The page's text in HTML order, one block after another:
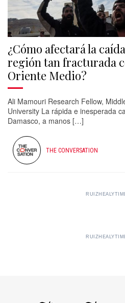
¿Cómo afectará la
región tan fracturada
Oriente Medio?
Ali Mamouri Research Fellow,
University La rápida e inesperada
Damasco, a manos […]
THE CONVERSATION